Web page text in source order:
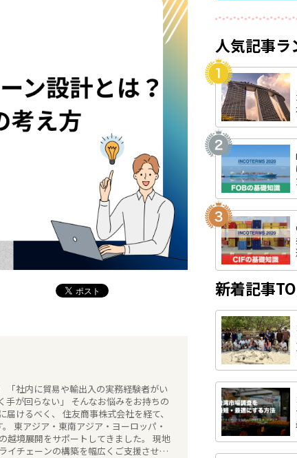
「社内に貿易や輸出入の実務経験者がい
手が回らない」 そんなお悩みをお持ちの
越境展開をサポートしてきました。 現地
イチェーンの構築を幅広くご支援させて
人気記事ラ
新着記事